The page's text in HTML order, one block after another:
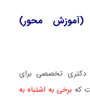
(آموزش محور)
دکتری تخصصی برای
که برخی به اشتباه به